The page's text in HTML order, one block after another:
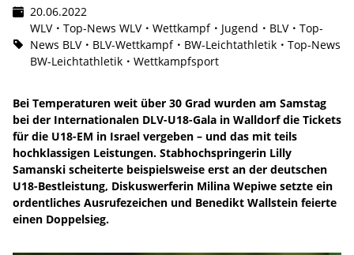
20.06.2022
WLV
Top-News WLV Wettkampf Jugend BLV
Top-
News BLV
BLV-Wettkampf BW-Leichtathletik
Top-News
BW-Leichtathletik
Wettkampfsport
Bei Temperaturen weit über 30 Grad wurden am Samstag
bei der Internationalen DLV-U18-Gala in Walldorf die Tickets
für die U18-EM in Israel vergeben – und das mit teils
hochklassigen Leistungen. Stabhochspringerin Lilly
Samanski scheiterte beispielsweise erst an der deutschen
U18-Bestleistung, Diskuswerferin Milina Wepiwe setzte ein
ordentliches Ausrufezeichen und Benedikt Wallstein feierte
einen Doppelsieg.